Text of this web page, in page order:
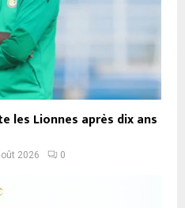
les Lionnes après dix ans
2026 0